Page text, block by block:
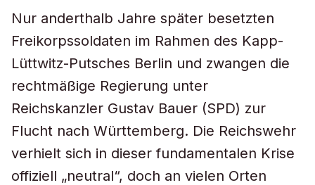
Nur anderthalb Jahre später besetzten
Freikorpssoldaten im Rahmen des Kapp-
Lüttwitz-Putsches Berlin und zwangen die
rechtmäßige Regierung unter
Reichskanzler Gustav Bauer (SPD) zur
Flucht nach Württemberg. Die Reichswehr
verhielt sich in dieser fundamentalen Krise
offiziell „neutral“, doch an vielen Orten